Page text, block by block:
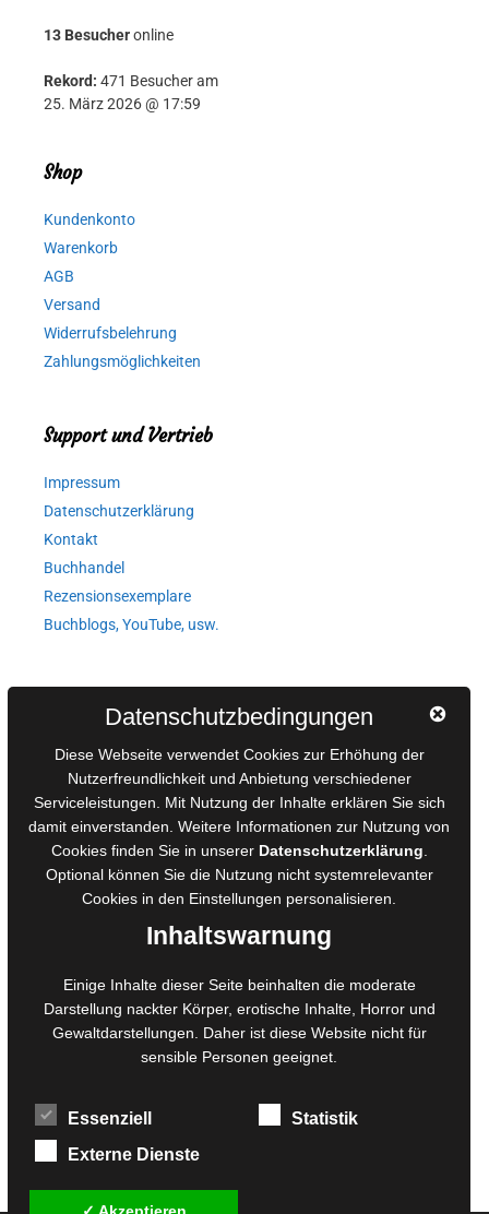
13 Besucheronline
Rekord: 471 Besucher am
25. März 2026 @ 17:59
Shop
Kundenkonto
Warenkorb
AGB
Versand
Widerrufsbelehrung
Zahlungsmöglichkeiten
Support und Vertrieb
Impressum
Datenschutzerklärung
Kontakt
Buchhandel
Rezensionsexemplare
Buchblogs, YouTube, usw.
AGB für Medienprojekte
Online-Artikel
Manuskripte einreichen
Ausschreibungen
Belegexemplare
Eigenbedarfsexemplare
Foto- und Bildbearbeitung
Fotorestauration
Creative Artwork
MPS Fotografie
WordPress Support
Datenschutzbedingungen
Diese Webseite verwendet Cookies zur Erhöhung der
Nutzerfreundlichkeit und Anbietung verschiedener
Serviceleistungen. Mit Nutzung der Inhalte erklären Sie sich
damit einverstanden. Weitere Informationen zur Nutzung von
Cookies finden Sie in unserer Datenschutzerklärung
Optional können Sie die Nutzung nicht systemrelevanter
Cookies in den Einstellungen personalisieren.
Inhaltswarnung
Einige Inhalte dieser Seite beinhalten die moderate
Darstellung nackter Körper, erotische Inhalte, Horror und
Gewaltdarstellungen. Daher ist diese Website nicht für
sensible Personen geeignet.
Essenziell
Statistik
Externe Dienste